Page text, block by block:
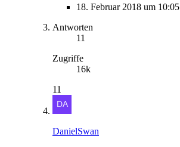
18. Februar 2018 um 10:05
Antworten
11
Zugriffe
16k
11
DanielSwan